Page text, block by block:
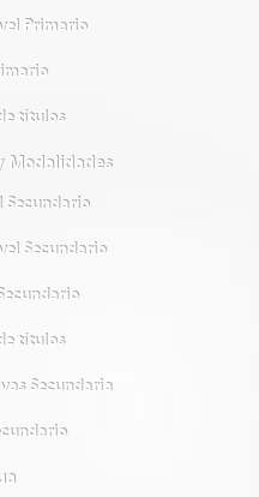
Primario
títulos
Modalidades
Secundario
Secundario
títulos
Secundaria